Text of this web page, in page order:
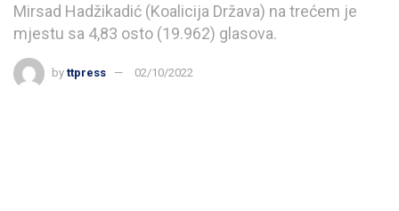
Mirsad Hadžikadić (Koalicija Država) na trećem je
mjestu sa 4,83 osto (19.962) glasova.
by ttpress 02/10/2022